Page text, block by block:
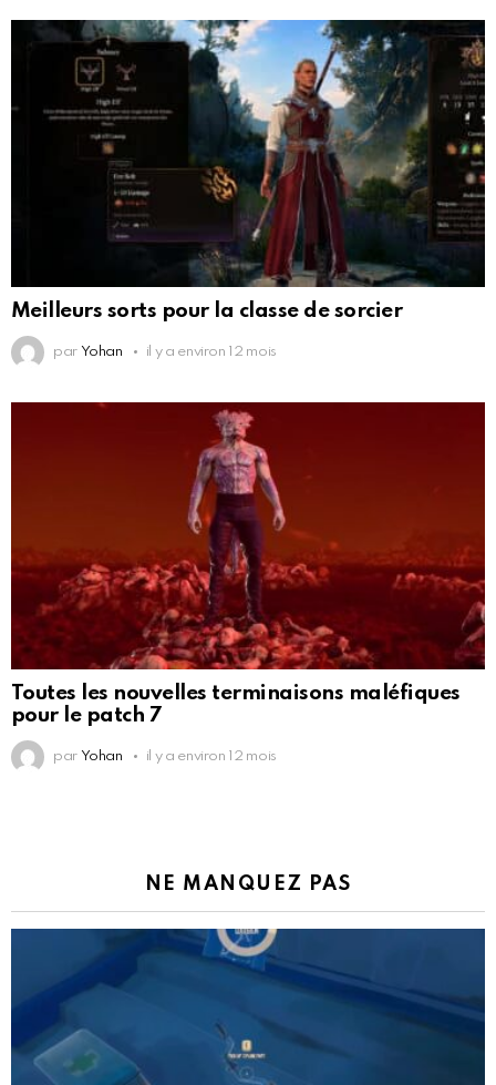
Meilleurs sorts pour la classe de sorcier
par Yohan il y a environ 12 mois
Toutes les nouvelles terminaisons maléfiques
pour le patch 7
par Yohan il y a environ 12 mois
NE MANQUEZ PAS